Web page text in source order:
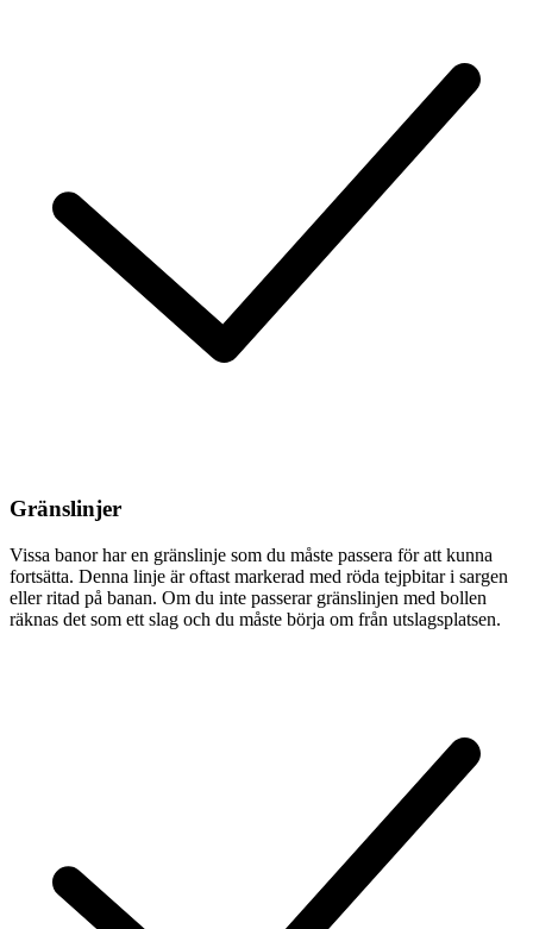
Gränslinjer
Vissa banor har en gränslinje som du måste passera för att kunna
fortsätta. Denna linje är oftast markerad med röda tejpbitar i sargen
eller ritad på banan. Om du inte passerar gränslinjen med bollen
räknas det som ett slag och du måste börja om från utslagsplatsen.